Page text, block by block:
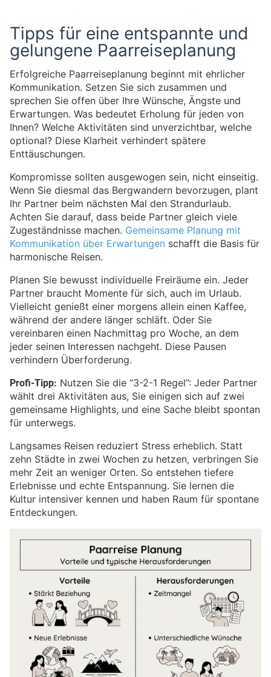
Tipps für eine entspannte und
gelungene Paarreiseplanung
Erfolgreiche Paarreiseplanung beginnt mit ehrlicher
Kommunikation. Setzen Sie sich zusammen und
sprechen Sie offen über Ihre Wünsche, Ängste und
Erwartungen. Was bedeutet Erholung für jeden von
Ihnen? Welche Aktivitäten sind unverzichtbar, welche
optional? Diese Klarheit verhindert spätere
Enttäuschungen.
Kompromisse sollten ausgewogen sein, nicht einseitig.
Wenn Sie diesmal das Bergwandern bevorzugen, plant
Ihr Partner beim nächsten Mal den Strandurlaub.
Achten Sie darauf, dass beide Partner gleich viele
Zugeständnisse machen. Gemeinsame Planung mit
Kommunikation über Erwartungen schafft die Basis für
harmonische Reisen.
Planen Sie bewusst individuelle Freiräume ein. Jeder
Partner braucht Momente für sich, auch im Urlaub.
Vielleicht genießt einer morgens allein einen Kaffee,
während der andere länger schläft. Oder Sie
vereinbaren einen Nachmittag pro Woche, an dem
jeder seinen Interessen nachgeht. Diese Pausen
verhindern Überforderung.
Profi-Tipp: Nutzen Sie die “3-2-1 Regel”: Jeder Partner
wählt drei Aktivitäten aus, Sie einigen sich auf zwei
gemeinsame Highlights, und eine Sache bleibt spontan
für unterwegs.
Langsames Reisen reduziert Stress erheblich. Statt
zehn Städte in zwei Wochen zu hetzen, verbringen Sie
mehr Zeit an weniger Orten. So entstehen tiefere
Erlebnisse und echte Entspannung. Sie lernen die
Kultur intensiver kennen und haben Raum für spontane
Entdeckungen.